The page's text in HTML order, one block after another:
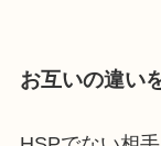
お互いの違い